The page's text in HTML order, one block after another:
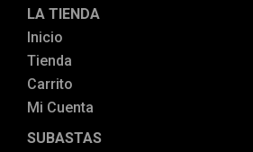
LA TIENDA
Inicio
Tienda
Carrito
Mi Cuenta
SUBASTAS